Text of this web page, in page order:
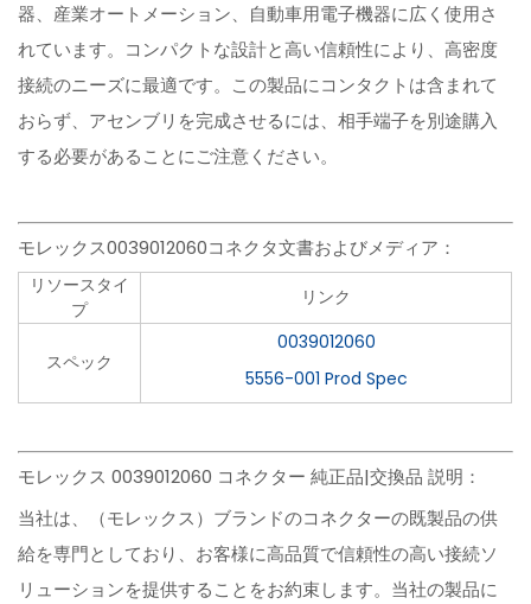
器、産業オートメーション、自動車用電子機器に広く使用さ
れています。コンパクトな設計と高い信頼性により、高密度
接続のニーズに最適です。この製品にコンタクトは含まれて
おらず、アセンブリを完成させるには、相手端子を別途購入
する必要があることにご注意ください。
モレックス0039012060コネクタ文書およびメディア：
リソースタイ
プ
リンク
スペック
0039012060
5556-001 Prod Spec
モレックス 0039012060 コネクター 純正品|交換品 説明：
当社は、（モレックス）ブランドのコネクターの既製品の供
給を専門としており、お客様に高品質で信頼性の高い接続ソ
リューションを提供することをお約束します。当社の製品に